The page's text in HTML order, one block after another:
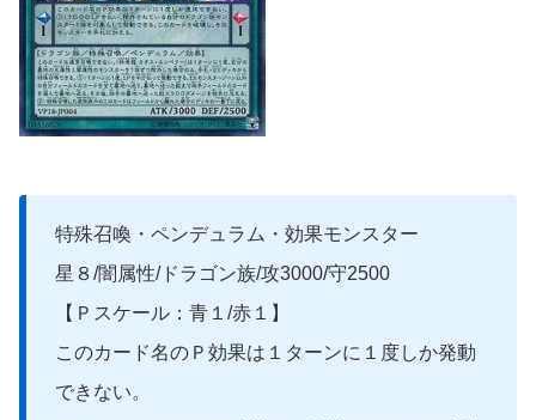
特殊召喚・ペンデュラム・効果モンスター
星８/闇属性/ドラゴン族/攻3000/守2500
【Ｐスケール：青１/赤１】
このカード名のＰ効果は１ターンに１度しか発動
できない。